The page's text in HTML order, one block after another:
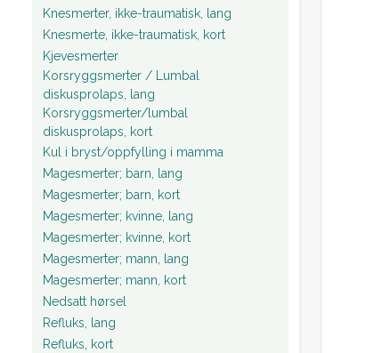
Knesmerter, ikke-traumatisk, lang
Knesmerte, ikke-traumatisk, kort
Kjevesmerter
Korsryggsmerter / Lumbal
diskusprolaps, lang
Korsryggsmerter/lumbal
diskusprolaps, kort
Kul i bryst/oppfylling i mamma
Magesmerter; barn, lang
Magesmerter; barn, kort
Magesmerter; kvinne, lang
Magesmerter; kvinne, kort
Magesmerter; mann, lang
Magesmerter; mann, kort
Nedsatt hørsel
Refluks, lang
Refluks, kort